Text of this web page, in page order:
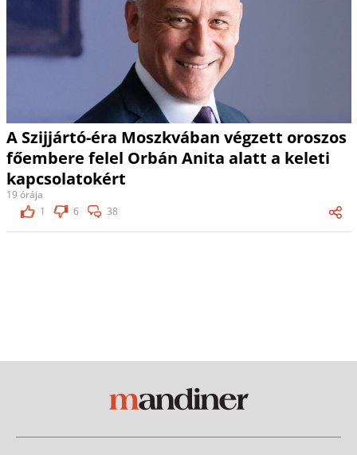
A Szijjártó-éra Moszkvában végzett oroszos
főembere felel Orbán Anita alatt a keleti
kapcsolatokért
19 órája
1
6 38